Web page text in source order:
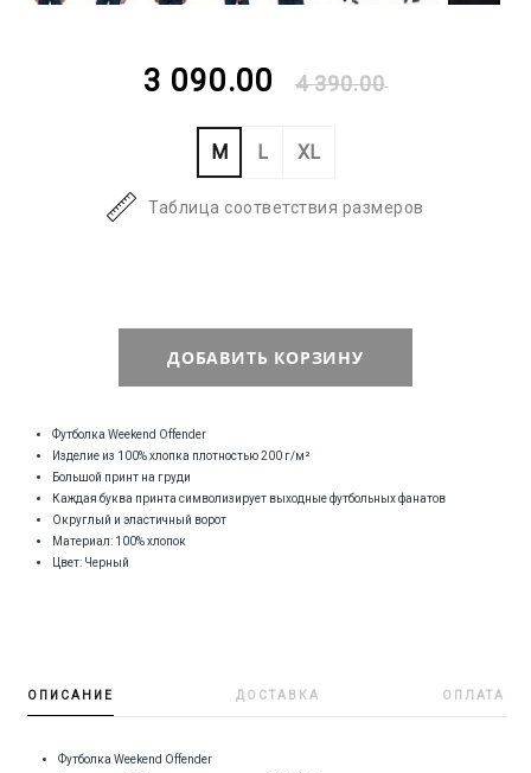
3 090.00 4 390.00
M L XL
Таблица соответствия размеров
ДОБАВИТЬ КОРЗИНУ
Футболка Weekend Offender
Изделие из 100% хлопка плотностью 200 г/м²
Большой принт на груди
Каждая буква принта символизирует выходные футбольных фанатов
Округлый и эластичный ворот
Материал: 100% хлопок
Цвет: Черный
ОПИСАНИЕ ДОСТАВКА ОПЛАТА
Футболка Weekend Offender